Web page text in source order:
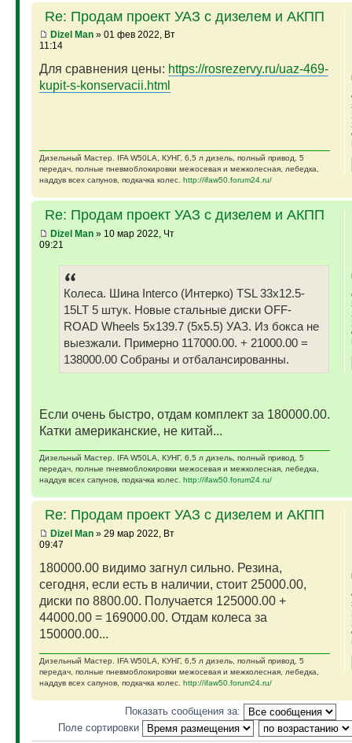
Re: Продам проект УАЗ с дизелем и АКПП
Dizel Man» 01 фев 2022, Вт
11:14
Для сравнения цены: https://rosrezervy.ru/uaz-469-
kupit-s-konservacii.html
Дизельный Мастер. IFA W50LA, КУНГ, 6,5 л дизель, полный привод, 5
передач, полные пневмоблокировки межосевая и межколесная, лебедка,
наддув всех сапунов, подкачка колес. http://ifaw50.forum24.ru/
Re: Продам проект УАЗ с дизелем и АКПП
Dizel Man» 10 мар 2022, Чт
09:21
Колеса. Шина Interco (Интерко) TSL 33x12.5-
15LT 5 штук. Новые стальные диски OFF-
ROAD Wheels 5x139.7 (5x5.5) УАЗ. Из бокса не
выезжали. Примерно 117000.00. + 21000.00 =
138000.00 Собраны и отбалансированны.
Если очень быстро, отдам комплект за 180000.00.
Катки американские, не китай...
Дизельный Мастер. IFA W50LA, КУНГ, 6,5 л дизель, полный привод, 5
передач, полные пневмоблокировки межосевая и межколесная, лебедка,
наддув всех сапунов, подкачка колес. http://ifaw50.forum24.ru/
Re: Продам проект УАЗ с дизелем и АКПП
Dizel Man» 29 мар 2022, Вт
09:47
180000.00 видимо загнул сильно. Резина,
сегодня, если есть в наличии, стоит 25000.00,
диски по 8800.00. Получается 125000.00 +
44000.00 = 169000.00. Отдам колеса за
150000.00...
Дизельный Мастер. IFA W50LA, КУНГ, 6,5 л дизель, полный привод, 5
передач, полные пневмоблокировки межосевая и межколесная, лебедка,
наддув всех сапунов, подкачка колес. http://ifaw50.forum24.ru/
Показать сообщения за:
Поле сортировки